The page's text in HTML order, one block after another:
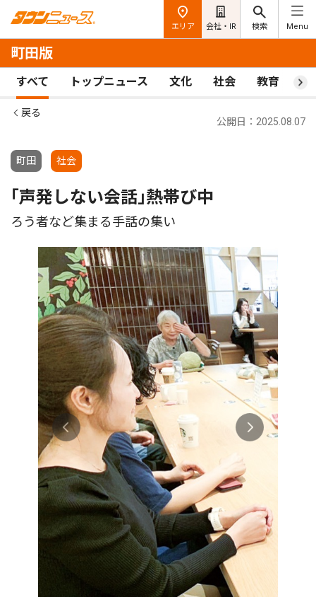
エリア 会社・IR 検索 Menu
町田版
すべて トップニュース 文化 社会 教育 ス
戻る
町田 社会
公開日：2025.08.07
｢声発しない会話｣熱帯び中
ろう者など集まる手話の集い